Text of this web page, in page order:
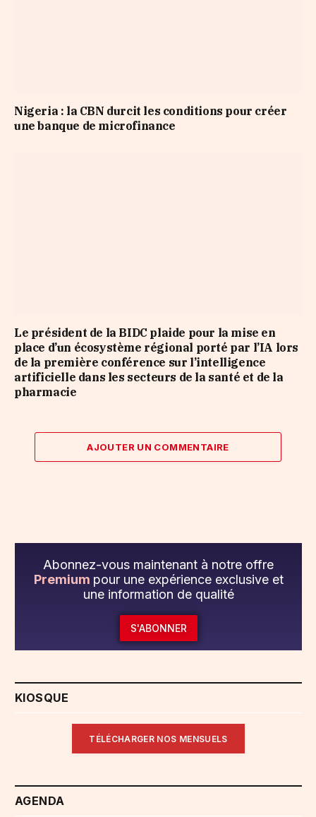
Nigeria : la CBN durcit les conditions pour créer
une banque de microfinance
Le président de la BIDC plaide pour la mise en
place d’un écosystème régional porté par l’IA lors
de la première conférence sur l’intelligence
artificielle dans les secteurs de la santé et de la
pharmacie
AJOUTER UN COMMENTAIRE
Abonnez-vous maintenant à notre offre
Premium pour une expérience exclusive et
une information de qualité
S'ABONNER
KIOSQUE
TÉLÉCHARGER NOS MENSUELS
AGENDA